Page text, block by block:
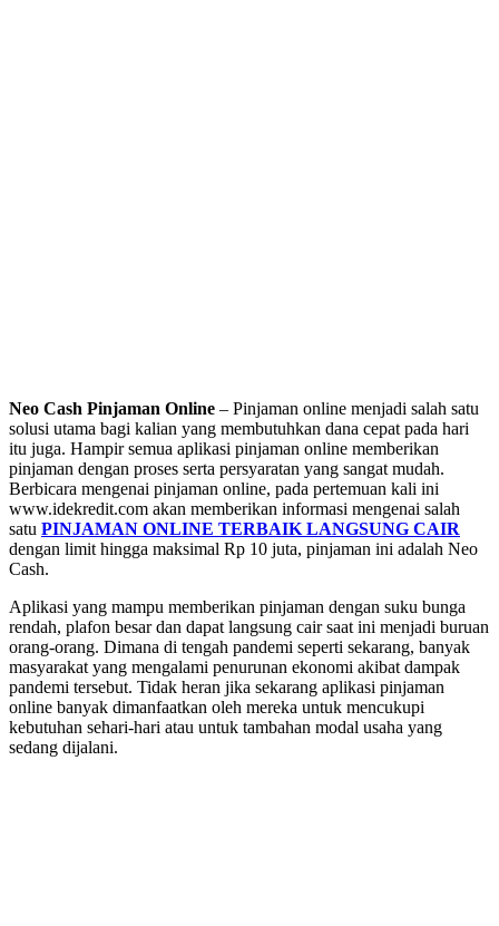
Neo Cash Pinjaman Online – Pinjaman online menjadi salah satu
solusi utama bagi kalian yang membutuhkan dana cepat pada hari
itu juga. Hampir semua aplikasi pinjaman online memberikan
pinjaman dengan proses serta persyaratan yang sangat mudah.
Berbicara mengenai pinjaman online, pada pertemuan kali ini
www.idekredit.com akan memberikan informasi mengenai salah
satu PINJAMAN ONLINE TERBAIK LANGSUNG CAIR
dengan limit hingga maksimal Rp 10 juta, pinjaman ini adalah Neo
Cash.
Aplikasi yang mampu memberikan pinjaman dengan suku bunga
rendah, plafon besar dan dapat langsung cair saat ini menjadi buruan
orang-orang. Dimana di tengah pandemi seperti sekarang, banyak
masyarakat yang mengalami penurunan ekonomi akibat dampak
pandemi tersebut. Tidak heran jika sekarang aplikasi pinjaman
online banyak dimanfaatkan oleh mereka untuk mencukupi
kebutuhan sehari-hari atau untuk tambahan modal usaha yang
sedang dijalani.